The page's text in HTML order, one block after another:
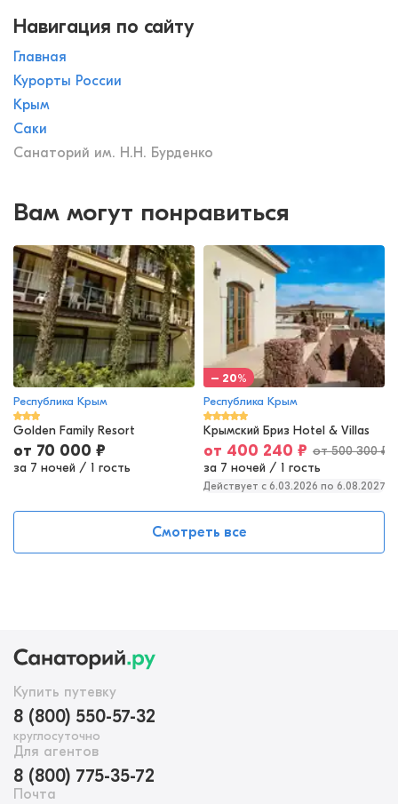
Навигация по сайту
Главная
Курорты России
Крым
Саки
Cанаторий им. Н.Н. Бурденко
Вам могут понравиться
Республика Крым
Golden Family Resort
от 70 000 ₽
за 7 ночей / 1 гость
– 20%
Республика Крым
Крымский Бриз Hotel & Villas
от 400 240 ₽ от500 300 ₽
за 7 ночей / 1 гость
Действует c 6.03.2026 по 6.08.2027
Смотреть все
Купить путевку
8 (800) 550-57-32
круглосуточно
Для агентов
8 (800) 775-35-72
Почта